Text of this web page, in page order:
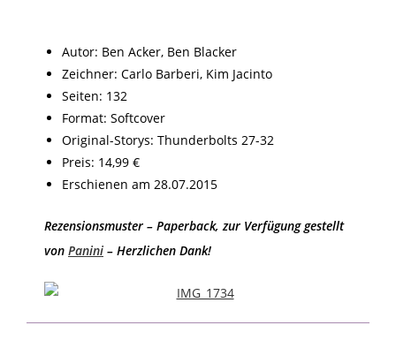
Autor: Ben Acker, Ben Blacker
Zeichner: Carlo Barberi, Kim Jacinto
Seiten: 132
Format: Softcover
Original-Storys: Thunderbolts 27-32
Preis: 14,99 €
Erschienen am 28.07.2015
Rezensionsmuster – Paperback, zur Verfügung gestellt
von Panini – Herzlichen Dank!